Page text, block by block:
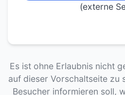
(externe
Es ist ohne Erlaubnis nicht
auf dieser Vorschaltseite zu
Besucher informieren soll,